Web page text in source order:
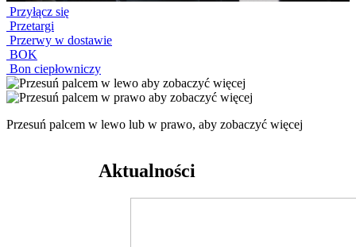
Przyłącz się
Przetargi
Przerwy w dostawie
BOK
Bon ciepłowniczy
Przesuń palcem w lewo lub w prawo, aby zobaczyć więcej
Aktualności